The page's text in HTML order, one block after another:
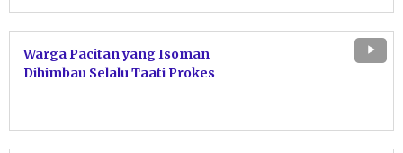
Warga Pacitan yang Isoman
Dihimbau Selalu Taati Prokes